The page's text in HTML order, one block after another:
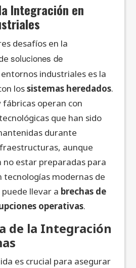
Integración en
desafíos en la
soluciones de
industriales es la
lossistemas heredados.
fábricas operan con
que han sido
durante
aunque
no estar preparadas para
tecnologías modernas de
llevar a brechas de
operativas.
de la Integración
es crucial para asegurar